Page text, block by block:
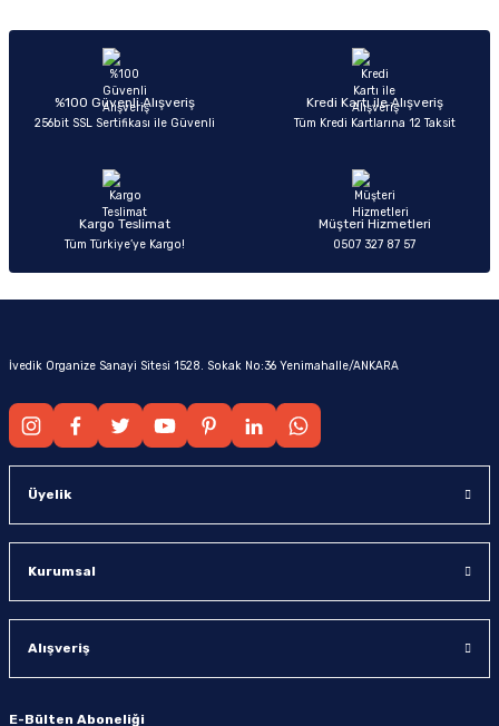
%100 Güvenli Alışveriş
256bit SSL Sertifikası ile Güvenli
Kredi Kartı ile Alışveriş
Tüm Kredi Kartlarına 12 Taksit
Kargo Teslimat
Tüm Türkiye’ye Kargo!
Müşteri Hizmetleri
0507 327 87 57
İvedik Organize Sanayi Sitesi 1528. Sokak No:36 Yenimahalle/ANKARA
Üyelik
Kurumsal
Alışveriş
E-Bülten Aboneliği